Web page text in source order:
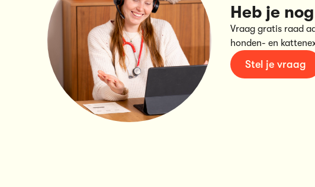
Heb je
Vraag gratis raad
honden- en
Stel je vraag